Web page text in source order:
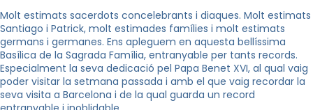
Molt estimats sacerdots concelebrants i diaques. Molt estimats
Santiago i Patrick, molt estimades famílies i molt estimats
germans i germanes. Ens apleguem en aquesta bellíssima
Basílica de la Sagrada Família, entranyable per tants records.
Especialment la seva dedicació pel Papa Benet XVI, al qual vaig
poder visitar la setmana passada i amb el que vaig recordar la
seva visita a Barcelona i de la qual guarda un record